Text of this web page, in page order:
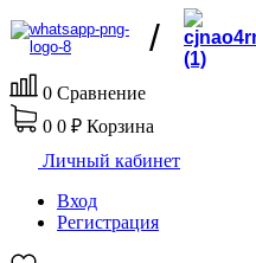
/
0 Сравнение
0 0 ₽ Корзина
Личный кабинет
Вход
Регистрация